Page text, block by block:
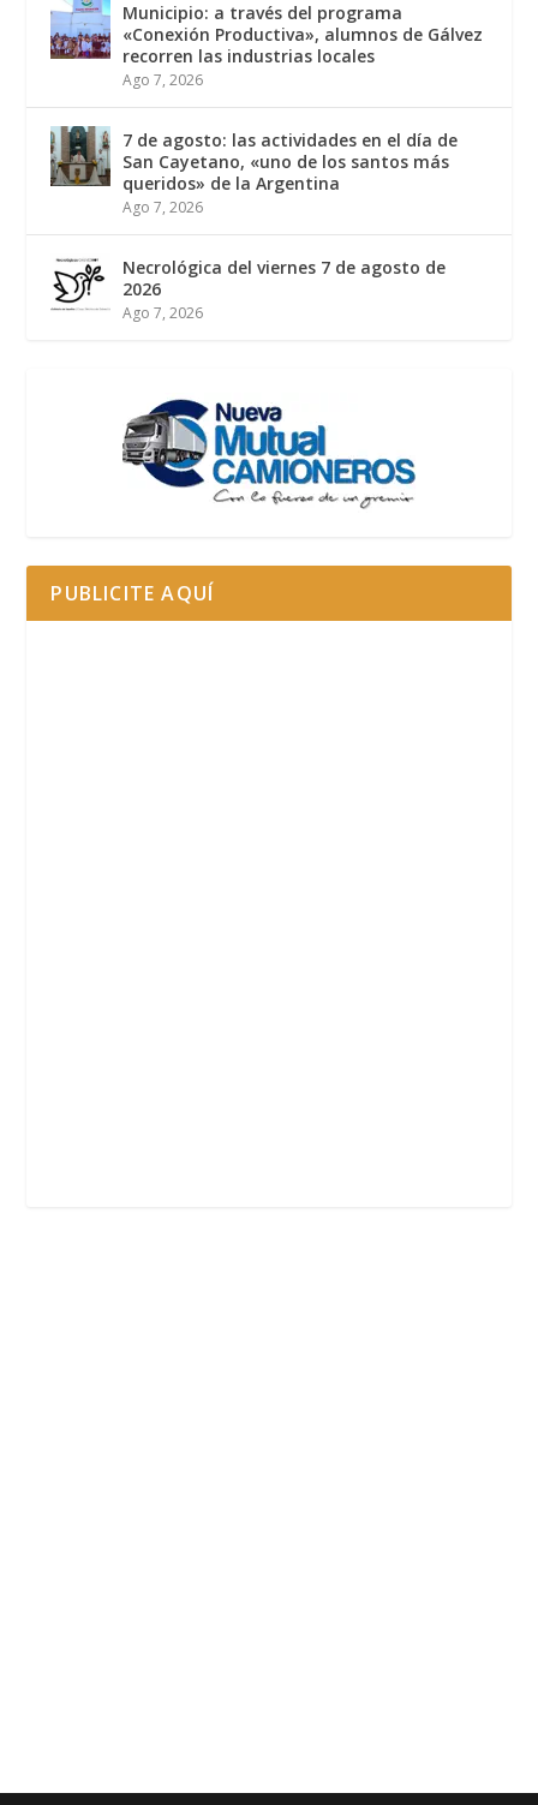
Municipio: a través del programa
«Conexión Productiva», alumnos de Gálvez
recorren las industrias locales
Ago 7, 2026
7 de agosto: las actividades en el día de
San Cayetano, «uno de los santos más
queridos» de la Argentina
Ago 7, 2026
Necrológica del viernes 7 de agosto de
2026
Ago 7, 2026
PUBLICITE AQUÍ